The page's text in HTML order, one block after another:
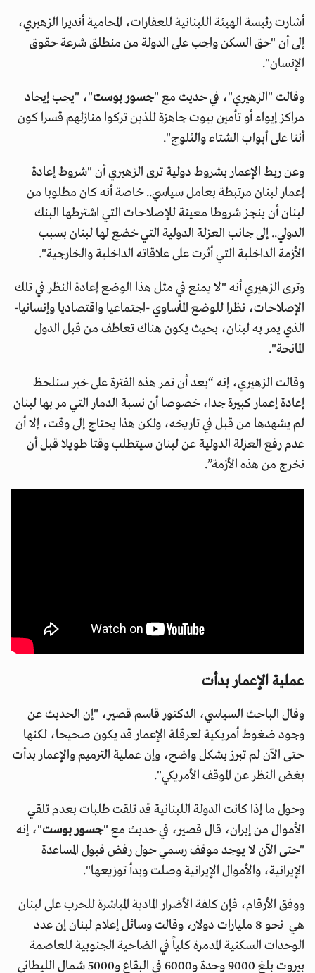
أشارت رئيسة الهيئة اللبنانية للعقارات، المحامية أنديرا الزهيري،
إلى أن "حق السكن واجب على الدولة من منطلق شرعة حقوق
الإنسان".
وقالت "الزهيري"، في حديث مع "جسور بوست"، "يجب إيجاد
مراكز إيواء أو تأمين بيوت جاهزة للذين تركوا منازلهم قسرا كون
أننا على أبواب الشتاء والثلوج".
وعن ربط الإعمار بشروط دولية ترى الزهيري أن "شروط إعادة
إعمار لبنان مرتبطة بعامل سياسي.. خاصة أنه كان مطلوبا من
لبنان أن ينجز شروطا معينة للإصلاحات التي اشترطها البنك
الدولي.. إلى جانب العزلة الدولية التي خضع لها لبنان بسبب
الأزمة الداخلية التي أثرت على علاقاته الداخلية والخارجية".
وترى الزهيري أنه "لا يمنع في مثل هذا الوضع إعادة النظر في تلك
الإصلاحات، نظرا للوضع المأساوي -اجتماعيا واقتصاديا وإنسانيا-
الذي يمر به لبنان، بحيث يكون هناك تعاطف من قبل الدول
المانحة".
وقالت الزهيري، إنه “بعد أن تمر هذه الفترة على خير سنلحظ
إعادة إعمار كبيرة جدا، خصوصا أن نسبة الدمار التي مر بها لبنان
لم يشهدها من قبل في تاريخه، ولكن هذا يحتاج إلى وقت، إلا أن
عدم رفع العزلة الدولية عن لبنان سيتطلب وقتا طويلا قبل أن
نخرج من هذه الأزمة”.
عملية الإعمار بدأت
وقال الباحث السياسي، الدكتور قاسم قصير، "إن الحديث عن
وجود ضغوط أمريكية لعرقلة الإعمار قد يكون صحيحا، لكنها
حتى الآن لم تبرز بشكل واضح، وإن عملية الترميم والإعمار بدأت
بغض النظر عن الموقف الأمريكي".
وحول ما إذا كانت الدولة اللبنانية قد تلقت طلبات بعدم تلقي
الأموال من إيران، قال قصير، في حديث مع "جسور بوست"، إنه
"حتى الآن لا يوجد موقف رسمي حول رفض قبول المساعدة
الإيرانية، والأموال الإيرانية وصلت وبدأ توزيعها".
ووفق الأرقام، فإن كلفة الأضرار المادية المباشرة للحرب على لبنان
هي نحو 8 مليارات دولار، وقالت وسائل إعلام لبنان إن عدد
الوحدات السكنية المدمرة كلياً في الضاحية الجنوبية للعاصمة
بيروت بلغ 9000 وحدة و6000 في البقاع و5000 شمال الليطاني